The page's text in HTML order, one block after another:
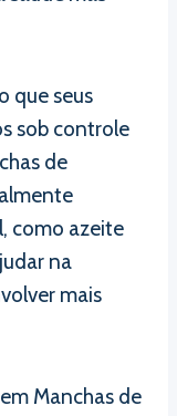
que seus
sob controle
de
como azeite
na
mais
Manchas de